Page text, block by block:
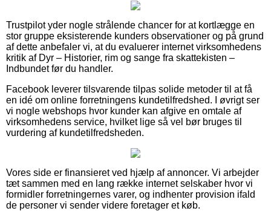
Trustpilot yder nogle strålende chancer for at kortlægge en
stor gruppe eksisterende kunders observationer og på grund
af dette anbefaler vi, at du evaluerer internet virksomhedens
kritik af Dyr – Historier, rim og sange fra skattekisten –
Indbundet før du handler.
Facebook leverer tilsvarende tilpas solide metoder til at få
en idé om online forretningens kundetilfredshed. I øvrigt ser
vi nogle webshops hvor kunder kan afgive en omtale af
virksomhedens service, hvilket lige så vel bør bruges til
vurdering af kundetilfredsheden.
Vores side er finansieret ved hjælp af annoncer. Vi arbejder
tæt sammen med en lang række internet selskaber hvor vi
formidler forretningernes varer, og indhenter provision ifald
de personer vi sender videre foretager et køb.